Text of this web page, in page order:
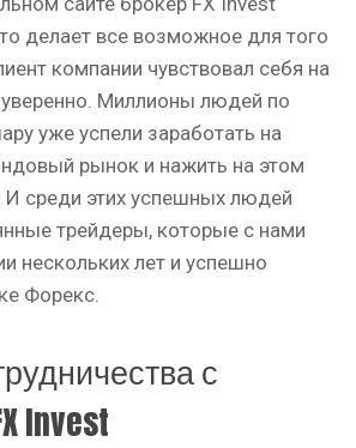
делает все возможное для того
компании чувствовал себя на
Миллионы людей по
уже успели заработать на
рынок и нажить на этом
И среди этих успешных людей
трейдеры, которые с нами
нескольких лет и успешно
Форекс.
с
Invest